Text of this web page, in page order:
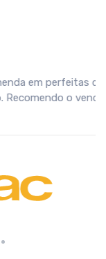
o que
Fnac